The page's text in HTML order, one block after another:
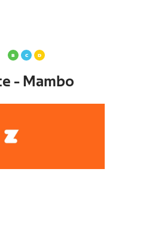
- Mambo